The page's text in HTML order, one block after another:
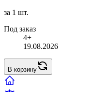
за 1 шт.
Под заказ
4+
19.08.2026
В корзину